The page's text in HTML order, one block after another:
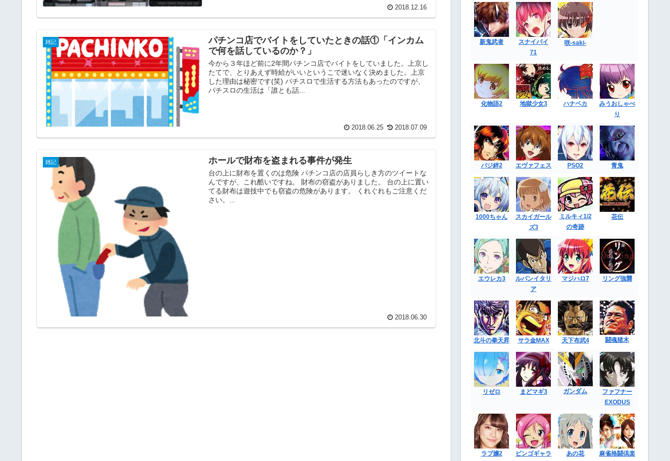
2018.12.16
雑記
パチンコ店でバイトをしていたときの話①「インカム
で何を話しているのか？」
今から３年ほど前に2年間パチンコ店でバイトをしていました。上京し
たてで、とりあえず時給がいいというこで迷いなく決めました。上京
した理由は秘密です(笑) パチスロで生活する方法もあったのですが、
パチスロの生活は「誰とも話...
2018.06.25 2018.07.09
雑記 ホールで財布を盗まれる事件が発生
台の上に財布を置くのは危険 パチンコ店の店員らしき方のツイートな
んですが、これ酷いですね。 財布の窃盗がありました。 台の上に置い
てる財布は遊技中でも窃盗の危険があります。 くれぐれもご注意くだ
さい。...
2018.06.30
新鬼武者
スナイパイ
71
咲-saki-
化物語2 地獄少女3 ハナペカ
みうおしゃべ
り
バジ絆2 エヴァフェス PSO2 青鬼
1000ちゃん
スカイガール
ズ3
ミルキィ1/2
の奇跡
花伝
エウレカ3
ルパンイタリ
ア
マジハロ7 リング強襲
北斗の拳天昇 サラ金MAX 天下布武4 闘魂猪木
リゼロ まどマギ3 ガンダム
ファフナー
EXODUS
ラブ嬢2
ビンゴギャラ
あの花
麻雀格闘倶楽